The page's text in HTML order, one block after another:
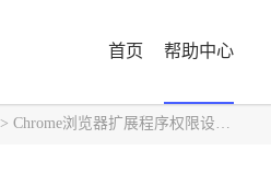
首页 帮助中心
> Chrome浏览器扩展程序权限设置最新方法